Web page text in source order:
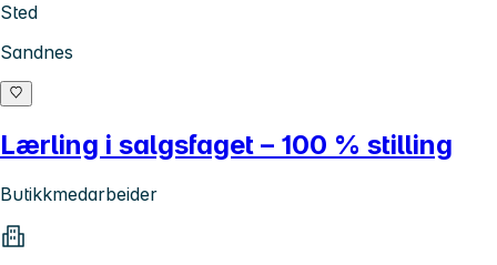
Sted
Sandnes
Lærling i salgsfaget – 100 % stilling
Butikkmedarbeider